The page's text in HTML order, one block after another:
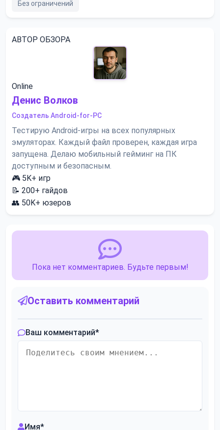
Без ограничений
АВТОР ОБЗОРА
Online
Денис Волков
Создатель Android-for-PC
Тестирую Android-игры на всех популярных
эмуляторах. Каждый файл проверен, каждая игра
запущена. Делаю мобильный гейминг на ПК
доступным и безопасным.
🎮 5K+ игр
📝 200+ гайдов
👥 50K+ юзеров
Пока нет комментариев. Будьте первым!
Оставить комментарий
Ваш комментарий*
Имя*